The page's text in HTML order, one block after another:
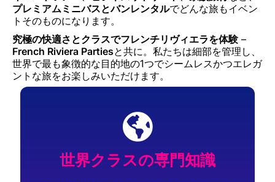
プレミアムミニバスとバンレンタルでどんな旅もイベン
トそのものになります。
究極の快適さとクラスでフレンチリヴィエラを体験–
French Riviera Partiesと共に。私たちは細部を管理し、
世界で最も象徴的な目的地の1つでシームレスかつエレガ
ントな旅をお楽しみいただけます。
世界クラスの専門知識